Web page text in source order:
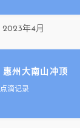
2023年4月
惠州大南山冲顶
点滴记录